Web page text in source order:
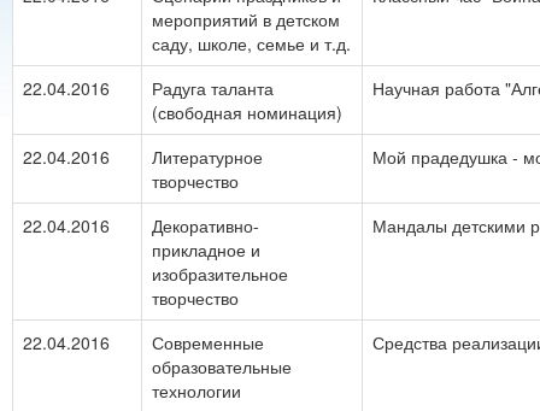
мероприятий в детском
саду, школе, семье и т.д.
22.04.2016
Радуга таланта
(свободная номинация)
Научная работа
22.04.2016
Литературное
творчество
Мой прадедушка -
22.04.2016
Декоративно-
прикладное и
изобразительное
творчество
Мандалы детскими
22.04.2016
Современные
образовательные
технологии
Средства